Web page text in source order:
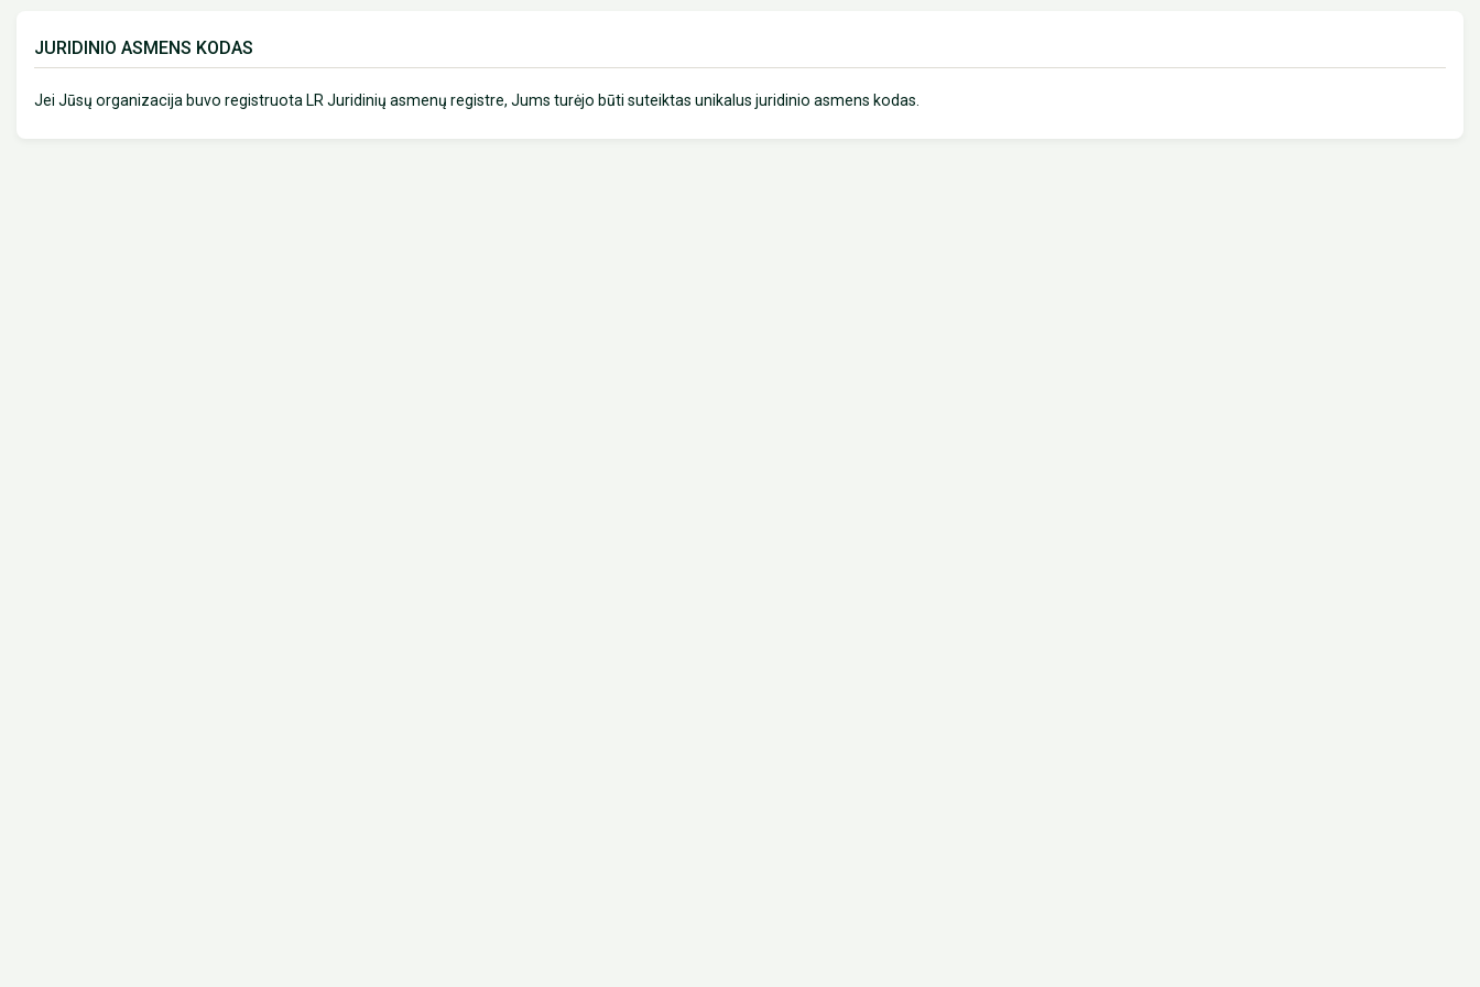
JURIDINIO ASMENS KODAS
Jei Jūsų organizacija buvo registruota LR Juridinių asmenų registre, Jums turėjo būti suteiktas unikalus juridinio asmens kodas.